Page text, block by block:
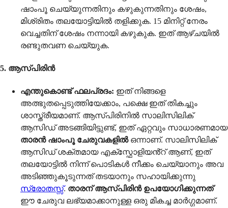
ഷാംപൂ ചെയ്യുന്നതിനും കഴുകുന്നതിനും ശേഷം,
മിശ്രിതം തലയോട്ടിയിൽ തളിക്കുക. 15 മിനിറ്റ് നേരം
വെച്ചതിന് ശേഷം നന്നായി കഴുകുക. ഇത് ആഴ്ചയിൽ
രണ്ടുതവണ ചെയ്യുക.
5. ആസ്പിരിൻ
എന്തുകൊണ്ട് ഫലപ്രദം: ഇത് നിങ്ങളെ
അത്ഭുതപ്പെടുത്തിയേക്കാം, പക്ഷെ ഇത് തികച്ചും
ശാസ്ത്രീയമാണ്. ആസ്പിരിനിൽ സാലിസിലിക്
ആസിഡ് അടങ്ങിയിട്ടുണ്ട്, ഇത് ഏറ്റവും സാധാരണമായ
താരൻ ഷാംപൂ ചേരുവകളിൽഒന്നാണ്. സാലിസിലിക്
ആസിഡ് ശക്തമായ എക്സ്ഫോളിയൻ്റ് ആണ്, ഇത്
തലയോട്ടിൽ നിന്ന് പൊടികൾ നീക്കം ചെയ്യാനും അവ
അടിഞ്ഞുകൂടുന്നത് തടയാനും സഹായിക്കുന്നു
സ്രോതസ്സ്. താരന് ആസ്പിരിൻ ഉപയോഗിക്കുന്നത്
ഈ ചേരുവ ലഭ്യമാക്കാനുള്ള ഒരു മികച്ച മാർഗ്ഗമാണ്.